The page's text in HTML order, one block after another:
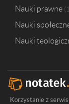
Nauki prawne
Nauki
Nauki
Korzystanie z